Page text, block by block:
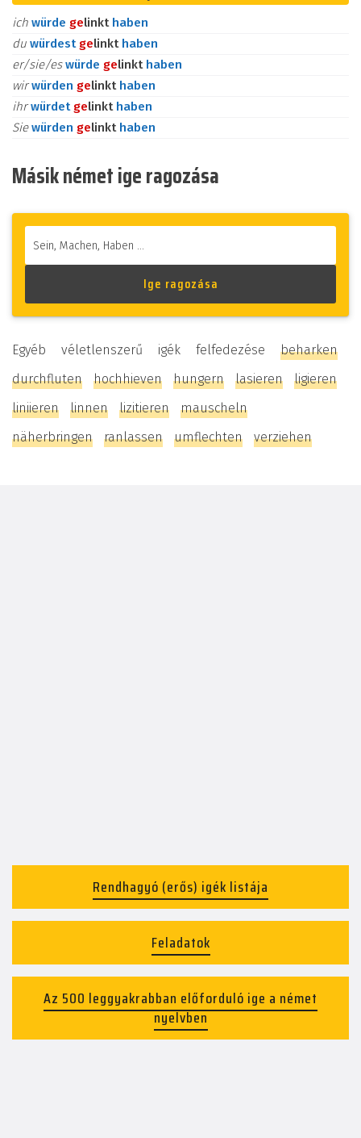
ich würde gelinkt haben
du würdest gelinkt haben
er/sie/eswürde gelinkt haben
wirwürden gelinkt haben
ihrwürdet gelinkt haben
Siewürden gelinkt haben
Másik német ige ragozása
Egyéb véletlenszerű igék felfedezése beharken
durchfluten
hochhieven hungern lasieren
ligieren
liniieren
linnen lizitieren
mauscheln
näherbringen
ranlassen umflechten verziehen
Rendhagyó (erős) igék listája
Feladatok
Az 500 leggyakrabban előforduló ige a német
nyelvben